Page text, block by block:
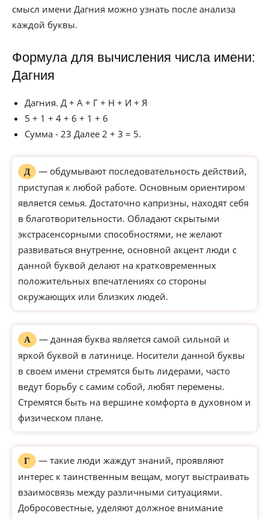
смысл имени Дагния можно узнать после анализа
каждой буквы.
Формула для вычисления числа имени:
Дагния
Дагния. Д + А + Г + Н + И + Я
5 + 1 + 4 + 6 + 1 + 6
Сумма - 23 Далее 2 + 3 = 5.
Д
— обдумывают последовательность действий,
приступая к любой работе. Основным ориентиром
является семья. Достаточно капризны, находят себя
в благотворительности. Обладают скрытыми
экстрасенсорными способностями, не желают
развиваться внутренне, основной акцент люди с
данной буквой делают на кратковременных
положительных впечатлениях со стороны
окружающих или близких людей.
А
— данная буква является самой сильной и
яркой буквой в латинице. Носители данной буквы
в своем имени стремятся быть лидерами, часто
ведут борьбу с самим собой, любят перемены.
Стремятся быть на вершине комфорта в духовном и
физическом плане.
Г
— такие люди жаждут знаний, проявляют
интерес к таинственным вещам, могут выстраивать
взаимосвязь между различными ситуациями.
Добросовестные, уделяют должное внимание